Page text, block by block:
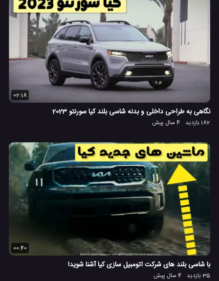
02:18
نگاهی به طراحی داخلی و بدنه شاسی بلند کیا سورنتو 2023
182 بازدید 4 سال پیش
00:40
با شاسی بلند های شرکت اتومبیل سازی کیا آشنا شوید!
35 بازدید 4 سال پیش